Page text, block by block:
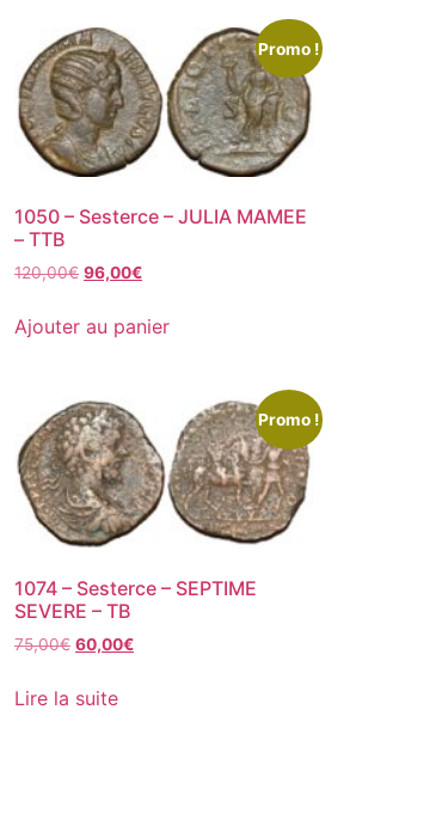
Promo !
1050 – Sesterce – JULIA MAMEE
– TTB
120,00€ 96,00€
Ajouter au panier
Promo !
1074 – Sesterce – SEPTIME
SEVERE – TB
75,00€ 60,00€
Lire la suite